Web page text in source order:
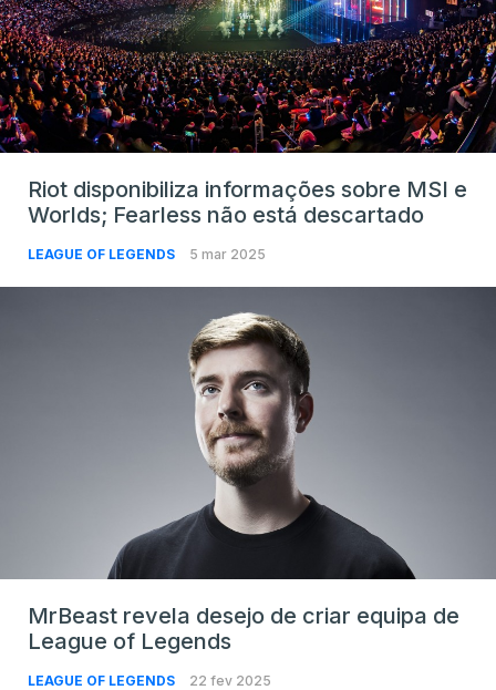
Riot disponibiliza informações sobre MSI e
Worlds; Fearless não está descartado
LEAGUE OF LEGENDS 5 mar 2025
MrBeast revela desejo de criar equipa de
League of Legends
LEAGUE OF LEGENDS 22 fev 2025